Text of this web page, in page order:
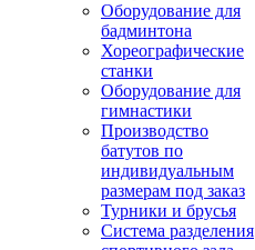
Оборудование для
бадминтона
Хореографические
станки
Оборудование для
гимнастики
Производство
батутов по
индивидуальным
размерам под заказ
Турники и брусья
Система разделения